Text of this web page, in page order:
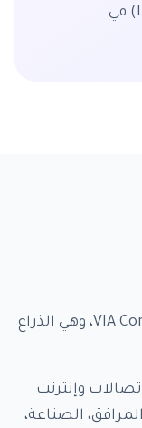
الأشياء منخفضة الطاقة (LPWAN) في
تعمل تحت مظلة شركة VIA Connect، وهي الذراع
مجال الاتصالات وإنترنت
الصناعة،